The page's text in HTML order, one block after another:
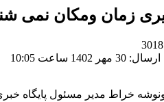
زمان ومکان نمی
ساعت 10:05
خراط مدیر مسئول پایگاه